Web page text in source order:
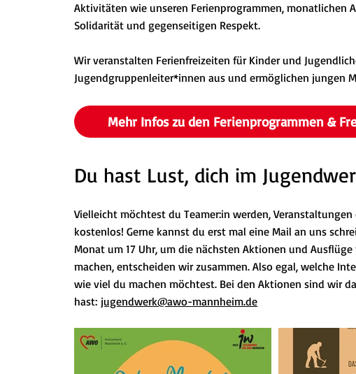
Aktivitäten wie unseren Ferienprogrammen, monatlichen
Solidarität und gegenseitigen Respekt.
Wir veranstalten Ferienfreizeiten für Kinder und
Jugendgruppenleiter*innen aus und ermöglichen jungen
Mehr Infos zu den Ferienprogrammen &
Du hast Lust, dich im
Vielleicht möchtest du Teamer:in werden,
kostenlos! Gerne kannst du erst mal eine Mail an uns
Monat um 17 Uhr, um die nächsten Aktionen und
machen, entscheiden wir zusammen. Also egal, welche
wie viel du machen möchtest. Bei den Aktionen sind wir
hast: jugendwerk@awo-mannheim.de